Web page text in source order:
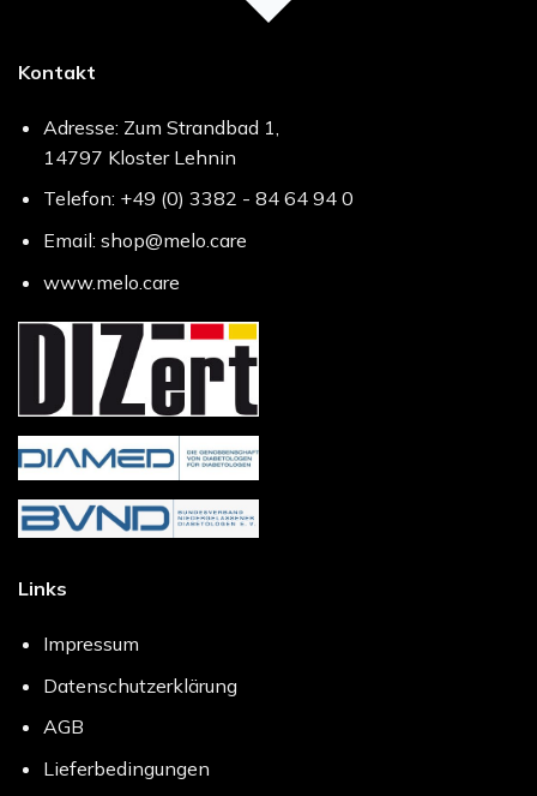
Kontakt
Adresse: Zum Strandbad 1,
14797 Kloster Lehnin
Telefon: +49 (0) 3382 - 84 64 94 0
Email: shop@melo.care
www.melo.care
Links
Impressum
Datenschutzerklärung
AGB
Lieferbedingungen